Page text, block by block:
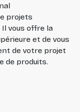
projets
vous offre la
et de vous
de votre projet
de produits.